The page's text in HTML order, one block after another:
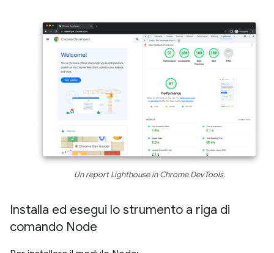
Un report Lighthouse in Chrome DevTools.
Installa ed esegui lo strumento a riga di
comando Node